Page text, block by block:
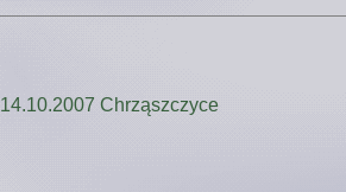
14.10.2007 Chrząszczyce